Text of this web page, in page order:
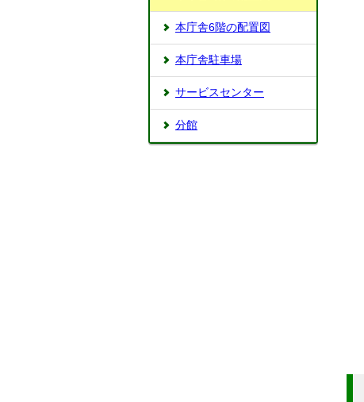
本庁舎6階の配置図
本庁舎駐車場
サービスセンター
分館